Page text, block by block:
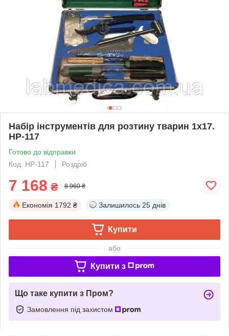
Набір інструментів для розтину тварин 1х17.
НР-117
Готово до відправки
Код: НР-117
Роздріб
7 168 ₴ 8 960 ₴
Економія 1792 ₴ Залишилось 25 днів
Купити
або
Купити з
Що таке купити з Пром?
Замовлення під захистом